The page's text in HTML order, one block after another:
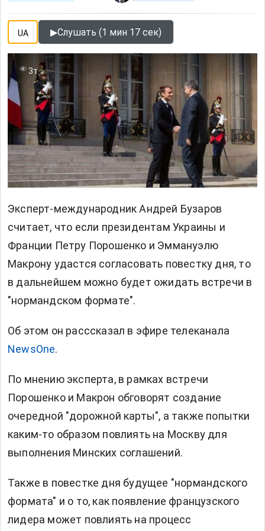
UA ▶Слушать (1 мин 17 сек)
3т
Эксперт-международник Андрей Бузаров
считает, что если президентам Украины и
Франции Петру Порошенко и Эммануэлю
Макрону удастся согласовать повестку дня, то
в дальнейшем можно будет ожидать встречи в
"нормандском формате".
Об этом он расссказал в эфире телеканала
NewsOne.
По мнению эксперта, в рамках встречи
Порошенко и Макрон обговорят создание
очередной "дорожной карты", а также попытки
каким-то образом повлиять на Москву для
выполнения Минских соглашений.
Также в повестке дня будущее "нормандского
формата" и о то, как появление французского
лидера может повлиять на процесс